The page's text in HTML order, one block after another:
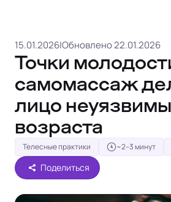
15.01.2026|Обновлено 22.01.2026
Точки
самомассаж
лицо
возраста
Телесные практики ~2–3 минут
Поделиться